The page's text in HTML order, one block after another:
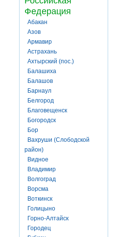
Федерация
Абакан
Азов
Армавир
Астрахань
Ахтырский (пос.)
Балашиха
Балашов
Барнаул
Белгород
Благовещенск
Богородск
Бор
Вахруши (Слободской
район)
Видное
Владимир
Волгоград
Ворсма
Воткинск
Голицыно
Горно-Алтайск
Городец